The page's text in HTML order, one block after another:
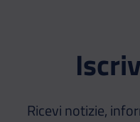
Ricevi notizie,